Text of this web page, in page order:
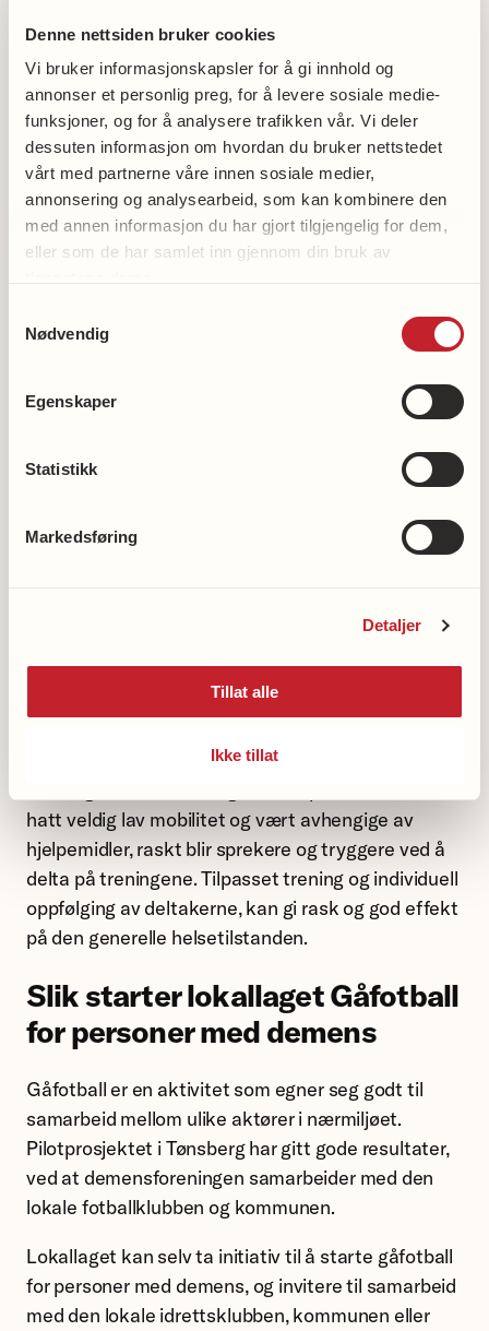
Denne nettsiden bruker cookies
Vi bruker informasjonskapsler for å gi innhold og
annonser et personlig preg, for å levere sosiale medie-
funksjoner, og for å analysere trafikken vår. Vi deler
dessuten informasjon om hvordan du bruker nettstedet
vårt med partnerne våre innen sosiale medier,
annonsering og analysearbeid, som kan kombinere den
med annen informasjon du har gjort tilgjengelig for dem,
eller som de har samlet inn gjennom din bruk av
Nødvendig
Egenskaper
Statistikk
Markedsføring
Detaljer
Tillat alle
Ikke tillat
Det betyr at man i gåfotball skal ha ett ben i
bakken hele tiden, det er ikke lov å løpe. Ballen
skal heller ikke være over hodehøyde, og tøff fysisk
kontakt i taklinger er ikke lov. Går ballen utover
sidelinjen, er det innspark i stedet for innkast.
Gåfotball og lek med ball er en fantastisk aktivitet
for å engasjere eldre mennesker til å være aktive,
det gir glede, helse og gode sosiale relasjoner.
Hvem passer aktiviteten for?
demens passer primært for hjemmeboende som
Beboere på sykehjem/omsorgssentre kan også
være med, men da er det viktig å samarbeide godt
helheten for den enkelte deltaker.
mestring og sosialt samvær, og bidrar til styrke,
både helsefremmende og forebyggende aktivitet,
og målet med treningene er å ha det gøy sammen
hatt veldig lav mobilitet og vært avhengige av
hjelpemidler, raskt blir sprekere og tryggere ved å
delta på treningene. Tilpasset trening og individuell
oppfølging av deltakerne, kan gi rask og god effekt
på den generelle helsetilstanden.
Slik starter lokallaget Gåfotball
for personer med demens
Gåfotball er en aktivitet som egner seg godt til
samarbeid mellom ulike aktører i nærmiljøet.
Pilotprosjektet i Tønsberg har gitt gode resultater,
ved at demensforeningen samarbeider med den
lokale fotballklubben og kommunen.
Lokallaget kan selv ta initiativ til å starte gåfotball
for personer med demens, og invitere til samarbeid
med den lokale idrettsklubben, kommunen eller